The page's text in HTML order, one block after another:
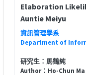
Elaboration
Auntie Meiyu
資訊管理學系
Department of
研究生：馬鶴純
Author：Ho-Chun Ma